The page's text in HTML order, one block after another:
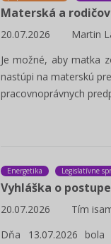
Materská a
20.07.2026
Martin
Je možné, aby matka
nastúpi na materskú
pracovnoprávnych
Energetika Legislatívne
Vyhláška o
20.07.2026
Tím
Dňa 13.07.2026